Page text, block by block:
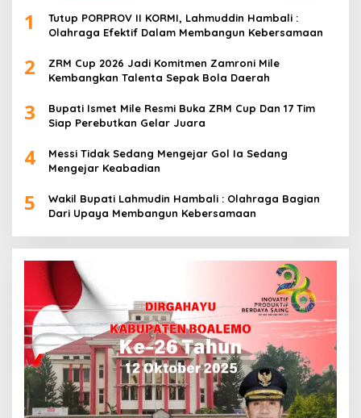
1
Tutup PORPROV II KORMI, Lahmuddin Hambali :
Olahraga Efektif Dalam Membangun Kebersamaan
2
ZRM Cup 2026 Jadi Komitmen Zamroni Mile
Kembangkan Talenta Sepak Bola Daerah
3
Bupati Ismet Mile Resmi Buka ZRM Cup Dan 17 Tim
Siap Perebutkan Gelar Juara
4
Messi Tidak Sedang Mengejar Gol Ia Sedang
Mengejar Keabadian
5
Wakil Bupati Lahmudin Hambali : Olahraga Bagian
Dari Upaya Membangun Kebersamaan